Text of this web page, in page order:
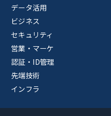
データ活用
ビジネス
セキュリティ
営業・マーケ
認証・ID管理
先端技術
インフラ